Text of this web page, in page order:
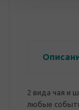
2 вида чая и
любые